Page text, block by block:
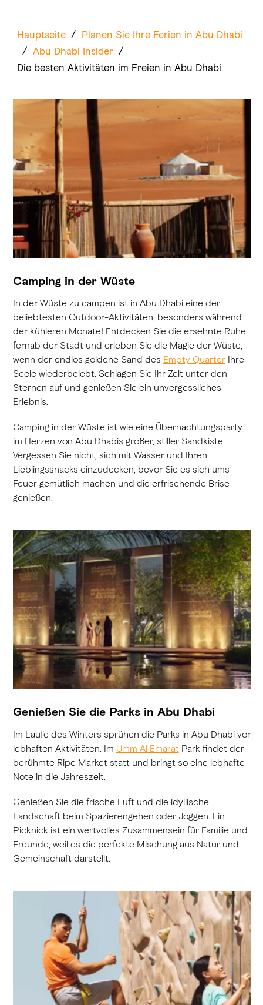
Hauptseite / Planen Sie Ihre Ferien in Abu Dhabi
/ Abu Dhabi Insider /
Die besten Aktivitäten im Freien in Abu Dhabi
Camping in der Wüste
In der Wüste zu campen ist in Abu Dhabi eine der
beliebtesten Outdoor-Aktivitäten, besonders während
der kühleren Monate! Entdecken Sie die ersehnte Ruhe
fernab der Stadt und erleben Sie die Magie der Wüste,
wenn der endlos goldene Sand des Empty QuarterIhre
Seele wiederbelebt. Schlagen Sie Ihr Zelt unter den
Sternen auf und genießen Sie ein unvergessliches
Erlebnis.
Camping in der Wüste ist wie eine Übernachtungsparty
im Herzen von Abu Dhabis großer, stiller Sandkiste.
Vergessen Sie nicht, sich mit Wasser und Ihren
Lieblingssnacks einzudecken, bevor Sie es sich ums
Feuer gemütlich machen und die erfrischende Brise
genießen.
Genießen Sie die Parks in Abu Dhabi
Im Laufe des Winters sprühen die Parks in Abu Dhabi vor
lebhaften Aktivitäten. Im Umm Al EmaratPark findet der
berühmte Ripe Market statt und bringt so eine lebhafte
Note in die Jahreszeit.
Genießen Sie die frische Luft und die idyllische
Landschaft beim Spazierengehen oder Joggen. Ein
Picknick ist ein wertvolles Zusammensein für Familie und
Freunde, weil es die perfekte Mischung aus Natur und
Gemeinschaft darstellt.